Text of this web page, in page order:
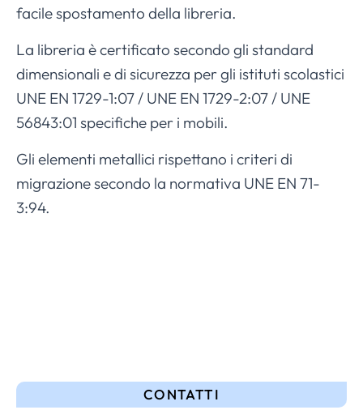
facile spostamento della libreria.
La libreria è certificato secondo gli standard
dimensionali e di sicurezza per gli istituti scolastici
UNE EN 1729-1:07 / UNE EN 1729-2:07 / UNE
56843:01 specifiche per i mobili.
Gli elementi metallici rispettano i criteri di
migrazione secondo la normativa UNE EN 71-
3:94.
CONTATTI